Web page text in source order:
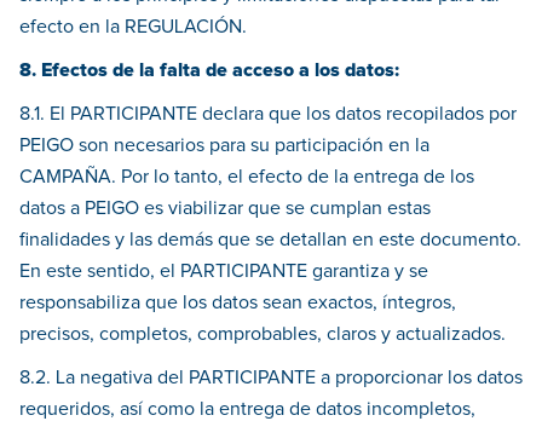
efecto en la REGULACIÓN.
8. Efectos de la falta de acceso a los datos:
8.1. El PARTICIPANTE declara que los datos recopilados por
PEIGO son necesarios para su participación en la
CAMPAÑA. Por lo tanto, el efecto de la entrega de los
datos a PEIGO es viabilizar que se cumplan estas
finalidades y las demás que se detallan en este documento.
En este sentido, el PARTICIPANTE garantiza y se
responsabiliza que los datos sean exactos, íntegros,
precisos, completos, comprobables, claros y actualizados.
8.2. La negativa del PARTICIPANTE a proporcionar los datos
requeridos, así como la entrega de datos incompletos,